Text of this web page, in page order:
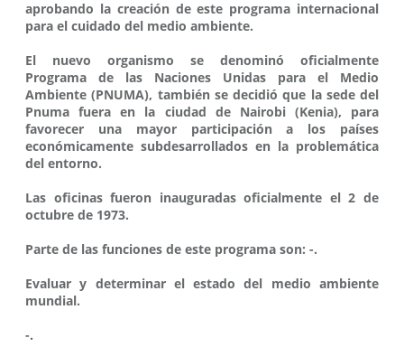
aprobando la creación de este programa internacional
para el cuidado del medio ambiente.
El nuevo organismo se denominó oficialmente
Programa de las Naciones Unidas para el Medio
Ambiente (PNUMA), también se decidió que la sede del
Pnuma fuera en la ciudad de Nairobi (Kenia), para
favorecer una mayor participación a los países
económicamente subdesarrollados en la problemática
del entorno.
Las oficinas fueron inauguradas oficialmente el 2 de
octubre de 1973.
Parte de las funciones de este programa son: -.
Evaluar y determinar el estado del medio ambiente
mundial.
-.